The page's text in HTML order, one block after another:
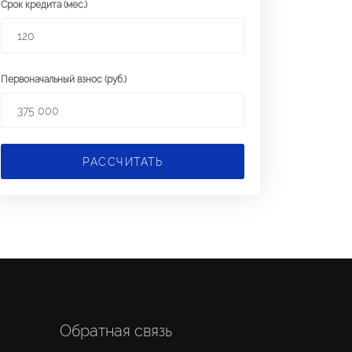
Срок кредита (мес.)
Первоначальный взнос (руб.)
РАССЧИТАТЬ
Обратная связь